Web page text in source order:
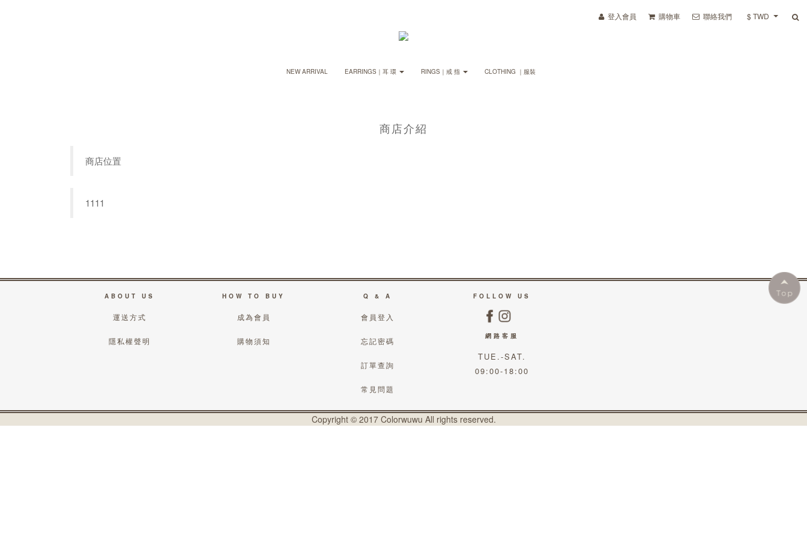
登入會員 購物車 聯絡我們 $ TWD
NEW ARRIVAL EARRINGS｜耳 環 RINGS｜戒 指 CLOTHING ｜服裝
商店介紹
商店位置
1111
ABOUT US
運送方式
隱私權聲明
HOW TO BUY
成為會員
購物須知
Q & A
會員登入
忘記密碼
訂單查詢
常見問題
FOLLOW US
網路客服
TUE.-SAT.
09:00-18:00
Copyright © 2017 Colorwuwu All rights reserved.